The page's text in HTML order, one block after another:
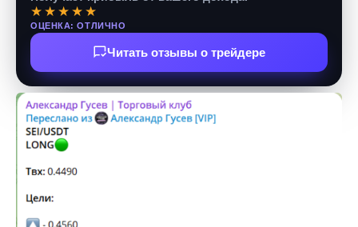
★★★★★
ОЦЕНКА: ОТЛИЧНО
Читать отзывы о трейдере